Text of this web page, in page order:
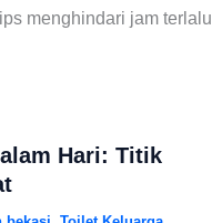
menghindari jam terlalu
Hari: Titik